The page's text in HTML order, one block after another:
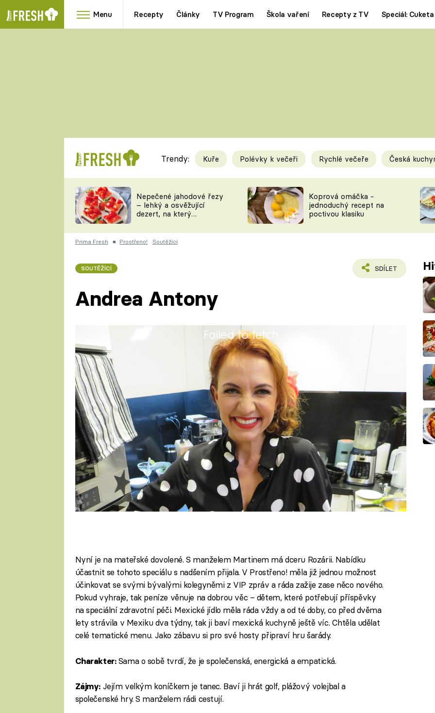
Menu Recepty Články TV Program Škola vaření Recepty z TV Speciál: Cuketa
RYCHLOVKY
Videorecepty
TEĎ VAŘÍ ŠÉF!
ČESKO NA TALÍŘI
Tipy a triky
KAM ZA JÍDLEM
VYCHYTÁVKY
ČASOPIS
Trendy: Kuře Polévky k večeři Rychlé večeře Česká
Nepečené jahodové řezy
– lehký a osvěžující
dezert, na který
Koprová omáčka -
jednoduchý recept na
poctivou klasiku
Prima Fresh ■ Prostřeno! Soutěžící
SOUTĚŽÍCÍ SDÍLET
Andrea Antony
Failed to fetch
Andrea má magisterský titul z Univerzity Jana Amose Komenského.
Pracovala jako redaktorka ve VIP zprávách, v pořadech TOP STAR a
SHOWTIME a dále jako moderátorka v pořadech TOP STAR a
Divošky.
Nyní je na mateřské dovolené. S manželem Martinem má dceru Rozárii. Nabídku
účastnit se tohoto speciálu s nadšením přijala. V Prostřeno! měla již jednou možnost
účinkovat se svými bývalými kolegyněmi z VIP zpráv a ráda zažije zase něco nového.
Pokud vyhraje, tak peníze věnuje na dobrou věc – dětem, které potřebují příspěvky
na speciální zdravotní péči. Mexické jídlo měla ráda vždy a od té doby, co před dvěma
lety strávila v Mexiku dva týdny, tak ji baví mexická kuchyně ještě víc. Chtěla udělat
celé tematické menu. Jako zábavu si pro své hosty připraví hru šarády.
Charakter: Sama o sobě tvrdí, že je společenská, energická a empatická.
Zájmy: Jejím velkým koníčkem je tanec. Baví ji hrát golf, plážový volejbal a
společenské hry. S manželem rádi cestují.